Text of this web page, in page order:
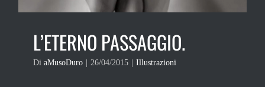
L’ETERNO PASSAGGIO.
Di aMusoDuro | 26/04/2015 | Illustrazioni